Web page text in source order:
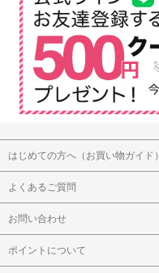
はじめての方へ（お買い物ガイド）
よくあるご質問
お問い合わせ
ポイントについて